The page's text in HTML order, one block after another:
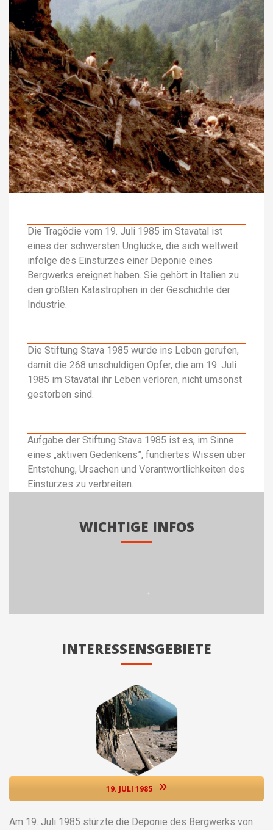
Die Tragödie vom 19. Juli 1985 im Stavatal ist
eines der schwersten Unglücke, die sich weltweit
infolge des Einsturzes einer Deponie eines
Bergwerks ereignet haben. Sie gehört in Italien zu
den größten Katastrophen in der Geschichte der
Industrie.
Die Stiftung Stava 1985 wurde ins Leben gerufen,
damit die 268 unschuldigen Opfer, die am 19. Juli
1985 im Stavatal ihr Leben verloren, nicht umsonst
gestorben sind.
Aufgabe der Stiftung Stava 1985 ist es, im Sinne
eines „aktiven Gedenkens”, fundiertes Wissen über
Entstehung, Ursachen und Verantwortlichkeiten des
Einsturzes zu verbreiten.
WICHTIGE INFOS
INTERESSENSGEBIETE
19. JULI 1985
Am 19. Juli 1985 stürzte die Deponie des Bergwerks von